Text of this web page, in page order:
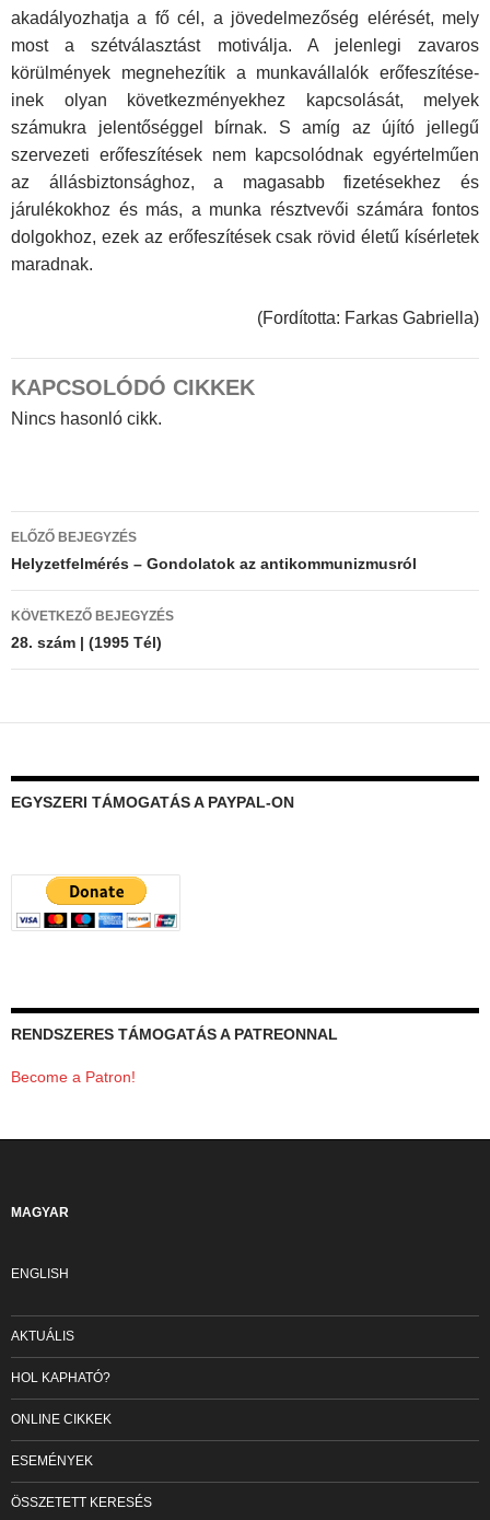
akadályozhatja a fő cél, a jövedelmezőség elérését, mely
most a szétválasztást motiválja. A jelenlegi za­varos
körülmények megnehezítik a munkavállalók erőfeszítése­
inek olyan következményekhez kapcsolását, melyek
számukra jelentőséggel bírnak. S amíg az újító jellegű
szervezeti erőfe­szítések nem kapcsolódnak egyértelműen
az állásbiztonsághoz, a magasabb fizetésekhez és
járulékokhoz és más, a munka résztvevői számára fontos
dolgokhoz, ezek az erőfeszítések csak rövid életű kísérletek
maradnak.
(Fordította: Farkas Gabriella)
KAPCSOLÓDÓ CIKKEK
Nincs hasonló cikk.
Bejegyzés
navigáció
ELŐZŐ BEJEGYZÉS
Helyzetfelmérés – Gondolatok az antikommunizmusról
KÖVETKEZŐ BEJEGYZÉS
28. szám | (1995 Tél)
EGYSZERI TÁMOGATÁS A PAYPAL-ON
RENDSZERES TÁMOGATÁS A PATREONNAL
Become a Patron!
MAGYAR
ENGLISH
AKTUÁLIS
HOL KAPHATÓ?
ONLINE CIKKEK
ESEMÉNYEK
ÖSSZETETT KERESÉS